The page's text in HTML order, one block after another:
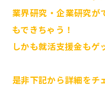
業界研究・企業研究が
もできちゃう！
しかも就活支援金もゲ
是非下記から詳細をチ